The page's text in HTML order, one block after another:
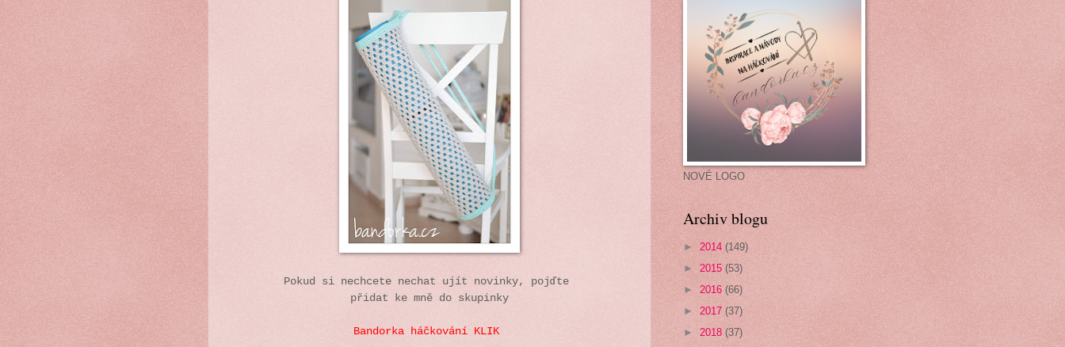
Pokud si nechcete nechat ujít novinky, pojďte
přidat ke mně do skupinky
Bandorka háčkování KLIK
NOVÉ LOGO
Archiv blogu
► 2014 (149)
► 2015 (53)
► 2016 (66)
► 2017 (37)
► 2018 (37)